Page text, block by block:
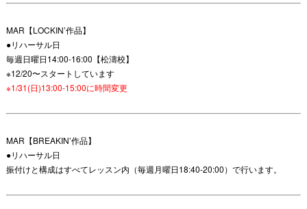
MAR【LOCKIN’作品】
●リハーサル日
毎週日曜日14:00-16:00【松濤校】
※12/20〜スタートしています
※1/31(日)13:00-15:00に時間変更
MAR【BREAKIN’作品】
●リハーサル日
振付けと構成はすべてレッスン内（毎週月曜日18:40-20:00）で行います。